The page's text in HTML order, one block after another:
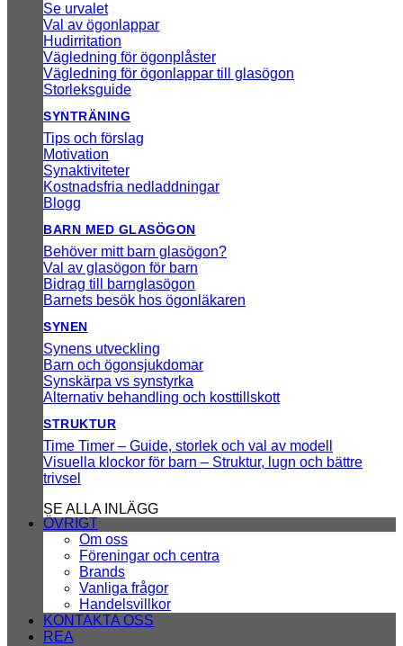
Se urvalet
Val av ögonlappar
Hudirritation
Vägledning för ögonplåster
Vägledning för ögonlappar till glasögon
Storleksguide
SYNTRÄNING
Tips och förslag
Motivation
Synaktiviteter
Kostnadsfria nedladdningar
Blogg
BARN MED GLASÖGON
Behöver mitt barn glasögon?
Val av glasögon för barn
Bidrag till barnglasögon
Barnets besök hos ögonläkaren
SYNEN
Synens utveckling
Barn och ögonsjukdomar
Synskärpa vs synstyrka
Alternativ behandling och kosttillskott
STRUKTUR
Time Timer – Guide, storlek och val av modell
Visuella klockor för barn – Struktur, lugn och bättre
trivsel
SE ALLA INLÄGG
ÖVRIGT
Om oss
Föreningar och centra
Brands
Vanliga frågor
Handelsvillkor
KONTAKTA OSS
REA